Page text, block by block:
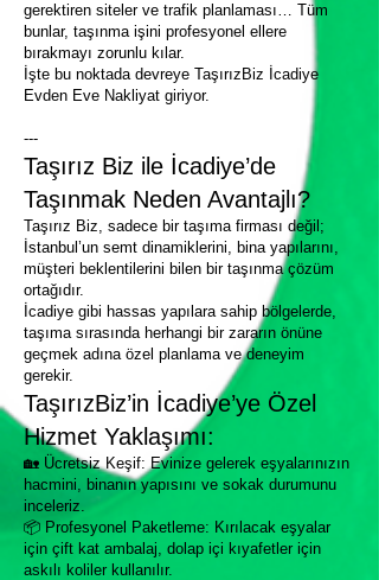
gerektiren siteler ve trafik planlaması… Tüm
bunlar, taşınma işini profesyonel ellere
bırakmayı zorunlu kılar.
İşte bu noktada devreye TaşırızBiz İcadiye
Evden Eve Nakliyat giriyor.
---
Taşırız Biz ile İcadiye’de
Taşınmak Neden Avantajlı?
Taşırız Biz, sadece bir taşıma firması değil;
İstanbul’un semt dinamiklerini, bina yapılarını,
müşteri beklentilerini bilen bir taşınma çözüm
ortağıdır.
İcadiye gibi hassas yapılara sahip bölgelerde,
taşıma sırasında herhangi bir zararın önüne
geçmek adına özel planlama ve deneyim
gerekir.
TaşırızBiz’in İcadiye’ye Özel
Hizmet Yaklaşımı:
🏡 Ücretsiz Keşif: Evinize gelerek eşyalarınızın
hacmini, binanın yapısını ve sokak durumunu
inceleriz.
📦 Profesyonel Paketleme: Kırılacak eşyalar
için çift kat ambalaj, dolap içi kıyafetler için
askılı koliler kullanılır.